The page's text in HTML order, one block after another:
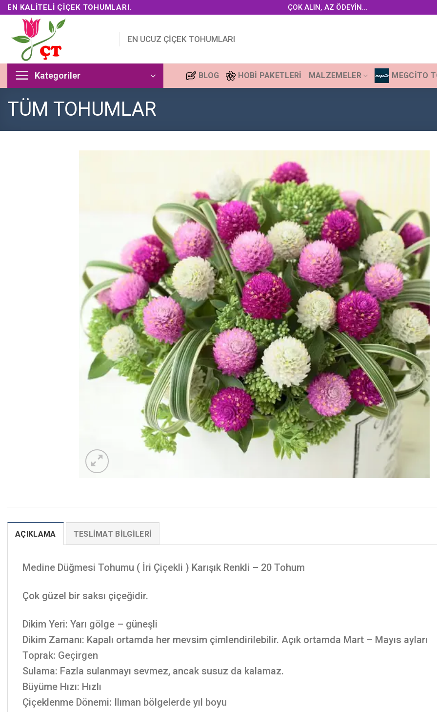
Skip
content
EN KALITELI ÇIÇEK TOHUMLARI. ÇOK ALIN, AZ ÖDEYİN...
EN UCUZ ÇİÇEK TOHUMLARI
Kategoriler BLOG HOBI PAKETLERI MALZEMELER MEGCITO
TÜM TOHUMLAR
AÇIKLAMA TESLIMAT BILGILERI
Medine Düğmesi Tohumu ( İri Çiçekli ) Karışık Renkli – 20 Tohum
Çok güzel bir saksı çiçeğidir.
Dikim Yeri: Yarı gölge – güneşli
Dikim Zamanı: Kapalı ortamda her mevsim çimlendirilebilir. Açık ortamda Mart – Mayıs ayları
Toprak: Geçirgen
Sulama: Fazla sulanmayı sevmez, ancak susuz da kalamaz.
Büyüme Hızı: Hızlı
Çiçeklenme Dönemi: Ilıman bölgelerde yıl boyu